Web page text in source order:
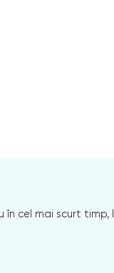
în cel mai scurt timp,